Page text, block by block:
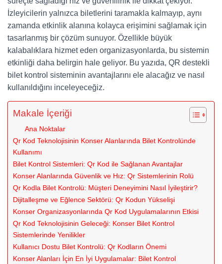
İzleyicilerin yalnızca biletlerini taramakla kalmayıp, aynı
zamanda etkinlik alanına kolayca erişimini sağlamak için
tasarlanmış bir çözüm sunuyor. Özellikle büyük
kalabalıklara hizmet eden organizasyonlarda, bu sistemin
etkinliği daha belirgin hale geliyor. Bu yazıda, QR destekli
bilet kontrol sisteminin avantajlarını ele alacağız ve nasıl
kullanıldığını inceleyeceğiz.
Makale İçeriği
Ana Noktalar
Qr Kod Teknolojisinin Konser Alanlarında Bilet Kontrolünde
Kullanımı
Bilet Kontrol Sistemleri: Qr Kod ile Sağlanan Avantajlar
Konser Alanlarında Güvenlik ve Hız: Qr Sistemlerinin Rolü
Qr Kodla Bilet Kontrolü: Müşteri Deneyimini Nasıl İyileştirir?
Dijitalleşme ve Eğlence Sektörü: Qr Kodun Yükselişi
Konser Organizasyonlarında Qr Kod Uygulamalarının Etkisi
Qr Kod Teknolojisinin Geleceği: Konser Bilet Kontrol
Sistemlerinde Yenilikler
Kullanıcı Dostu Bilet Kontrolü: Qr Kodların Önemi
Konser Alanları İçin En İyi Uygulamalar: Bilet Kontrol